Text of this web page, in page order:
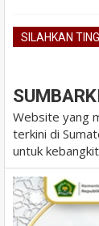
SILAHKAN
Website yang
terkini di
untuk